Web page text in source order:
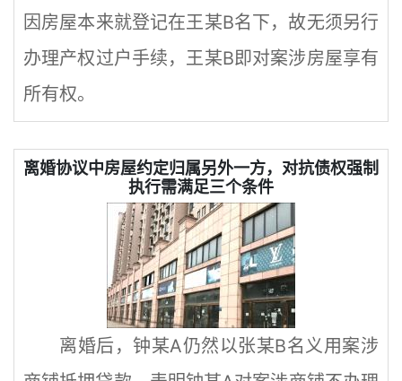
因房屋本来就登记在王某B名下，故无须另行
办理产权过户手续，王某B即对案涉房屋享有
所有权。
离婚协议中房屋约定归属另外一方，对抗债权强制
执行需满足三个条件
离婚后，钟某A仍然以张某B名义用案涉